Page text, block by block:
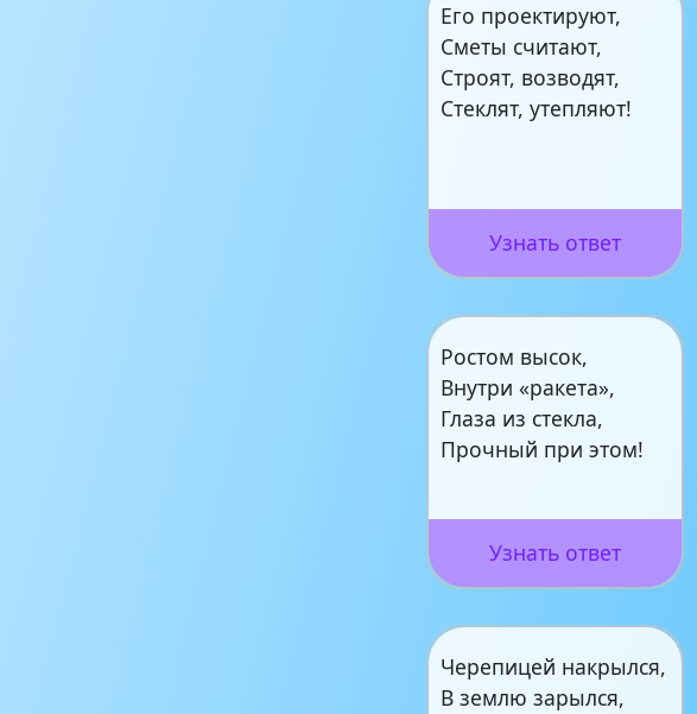
Его проектируют,
Сметы считают,
Строят, возводят,
Стеклят, утепляют!
Узнать ответ
Ростом высок,
Внутри «ракета»,
Глаза из стекла,
Прочный при этом!
Узнать ответ
Черепицей накрылся,
В землю зарылся,